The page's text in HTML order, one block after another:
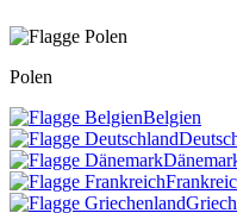
Polen
Belgien